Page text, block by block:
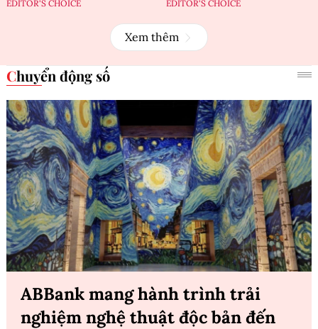
EDITOR'S CHOICE EDITOR'S CHOICE
Xem thêm
Chuyển động số
ABBank mang hành trình trải
nghiệm nghệ thuật độc bản đến